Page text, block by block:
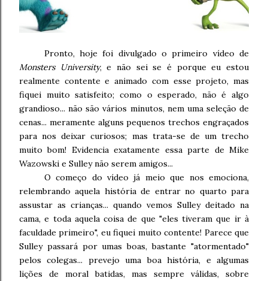
Pronto, hoje foi divulgado o primeiro vídeo de
Monsters University, e não sei se é porque eu estou
realmente contente e animado com esse projeto, mas
fiquei muito satisfeito; como o esperado, não é algo
grandioso... não são vários minutos, nem uma seleção de
cenas... meramente alguns pequenos trechos engraçados
para nos deixar curiosos; mas trata-se de um trecho
muito bom! Evidencia exatamente essa parte de Mike
Wazowski e Sulley não serem amigos...
O começo do vídeo já meio que nos emociona,
relembrando aquela história de entrar no quarto para
assustar as crianças... quando vemos Sulley deitado na
cama, e toda aquela coisa de que "eles tiveram que ir à
faculdade primeiro", eu fiquei muito contente! Parece que
Sulley passará por umas boas, bastante "atormentado"
pelos colegas... prevejo uma boa história, e algumas
lições de moral batidas, mas sempre válidas, sobre